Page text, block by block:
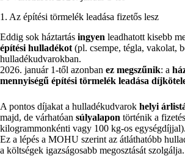
1. Az építési törmelék leadása fizetős lesz
Eddig sok háztartás ingyen leadhatott kisebb
építési hulladékot (pl. csempe, tégla, vakolat,
hulladékudvarokban.
2026. január 1-től azonban ez megszűnik: a
mennyiségű építési törmelék leadása
A pontos díjakat a hulladékudvarok helyi
majd, de várhatóan súlyalapon történik a
kilogrammonkénti vagy 100 kg-os egységdíjjal).
Ez a lépés a MOHU szerint az átláthatóbb
a költségek igazságosabb megosztását szolgálja.